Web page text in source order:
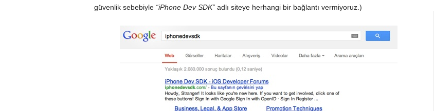
güvenlik sebebiyle “iPhone Dev SDK”adlı siteye herhangi bir bağlantı vermiyoruz.)